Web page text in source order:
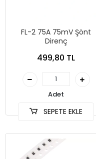
FL-2 75A 75mV Şönt
Direnç
499,80 TL
Adet
SEPETE EKLE